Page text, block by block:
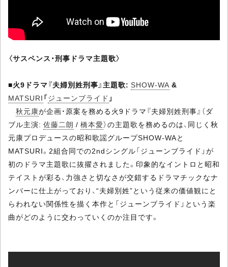
〈サスペンス・刑事ドラマ主題歌〉
■火9ドラマ『夫婦別姓刑事』主題歌: SHOW-WA &
MATSURI 「ジューンブライド 」
秋元康が企画・原案を務める火9ドラマ『夫婦別姓刑事』（ダ
ブル主演: 佐藤二朗 / 橋本愛）の主題歌を務めるのは、同じく秋
元康プロデュースの昭和歌謡グループSHOW-WAと
MATSURI。2組合同での2ndシングル「ジューンブライド」が
初のドラマ主題歌に抜擢されました。印象的なイントロと昭和
テイストが彩る、力強さと切なさが交錯するドラマチックなナ
ンバーに仕上がっており、“夫婦別姓”という従来の価値観にと
らわれない関係性を描く本作と「ジューンブライド」という楽
曲がどのように交わっていくのか注目です。